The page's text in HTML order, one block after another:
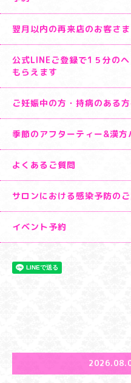
翌月以内の再来店のお客さ
公式LINEご登録で1５分の
もらえます
ご妊娠中の方・持病のある
季節のアフターティー&漢方
よくあるご質問
サロンにおける感染予防の
イベント予約